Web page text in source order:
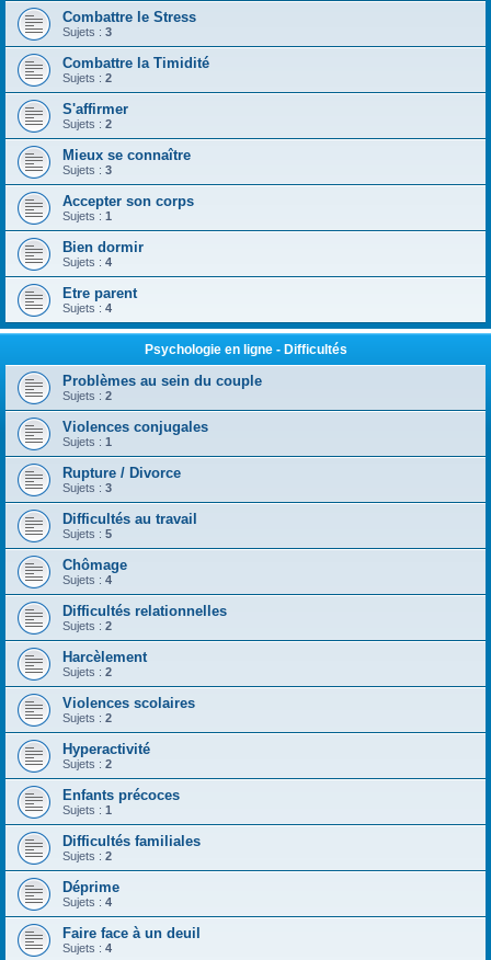
Combattre le Stress
Sujets : 3
Combattre la Timidité
Sujets : 2
S'affirmer
Sujets : 2
Mieux se connaître
Sujets : 3
Accepter son corps
Sujets : 1
Bien dormir
Sujets : 4
Etre parent
Sujets : 4
Psychologie en ligne - Difficultés
Problèmes au sein du couple
Sujets : 2
Violences conjugales
Sujets : 1
Rupture / Divorce
Sujets : 3
Difficultés au travail
Sujets : 5
Chômage
Sujets : 4
Difficultés relationnelles
Sujets : 2
Harcèlement
Sujets : 2
Violences scolaires
Sujets : 2
Hyperactivité
Sujets : 2
Enfants précoces
Sujets : 1
Difficultés familiales
Sujets : 2
Déprime
Sujets : 4
Faire face à un deuil
Sujets : 4